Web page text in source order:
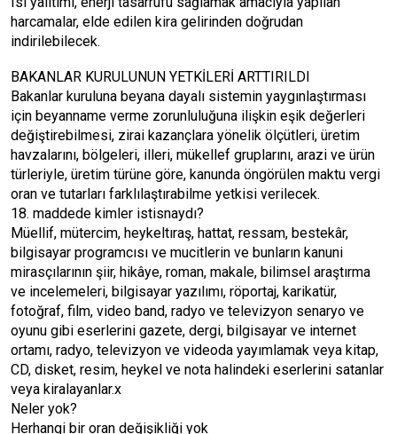
harcamalar, elde edilen kira gelirinden doğrudan
indirilebilecek.
BAKANLAR KURULUNUN YETKİLERİ ARTTIRILDI
Bakanlar kuruluna beyana dayalı sistemin yaygınlaştırması
için beyanname verme zorunluluğuna ilişkin eşik değerleri
değiştirebilmesi, zirai kazançlara yönelik ölçütleri, üretim
havzalarını, bölgeleri, illeri, mükellef gruplarını, arazi ve ürün
türleriyle, üretim türüne göre, kanunda öngörülen maktu vergi
oran ve tutarları farklılaştırabilme yetkisi verilecek.
18. maddede kimler istisnaydı?
Müellif, mütercim, heykeltıraş, hattat, ressam, bestekâr,
bilgisayar programcısı ve mucitlerin ve bunların kanuni
mirasçılarının şiir, hikâye, roman, makale, bilimsel araştırma
ve incelemeleri, bilgisayar yazılımı, röportaj, karikatür,
fotoğraf, film, video band, radyo ve televizyon senaryo ve
oyunu gibi eserlerini gazete, dergi, bilgisayar ve internet
ortamı, radyo, televizyon ve videoda yayımlamak veya kitap,
CD, disket, resim, heykel ve nota halindeki eserlerini satanlar
veya kiralayanlar.x
Neler yok?
Herhangi bir oran değişikliği yok